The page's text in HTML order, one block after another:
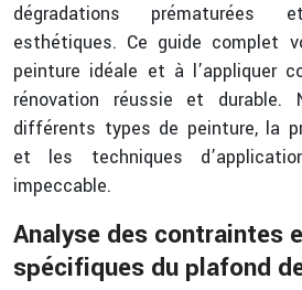
dégradations prématurées
esthétiques. Ce guide complet
peinture idéale et à l’appliquer
rénovation réussie et durable.
différents types de peinture, la
et les techniques
impeccable.
Analyse des contraintes
spécifiques du plafond